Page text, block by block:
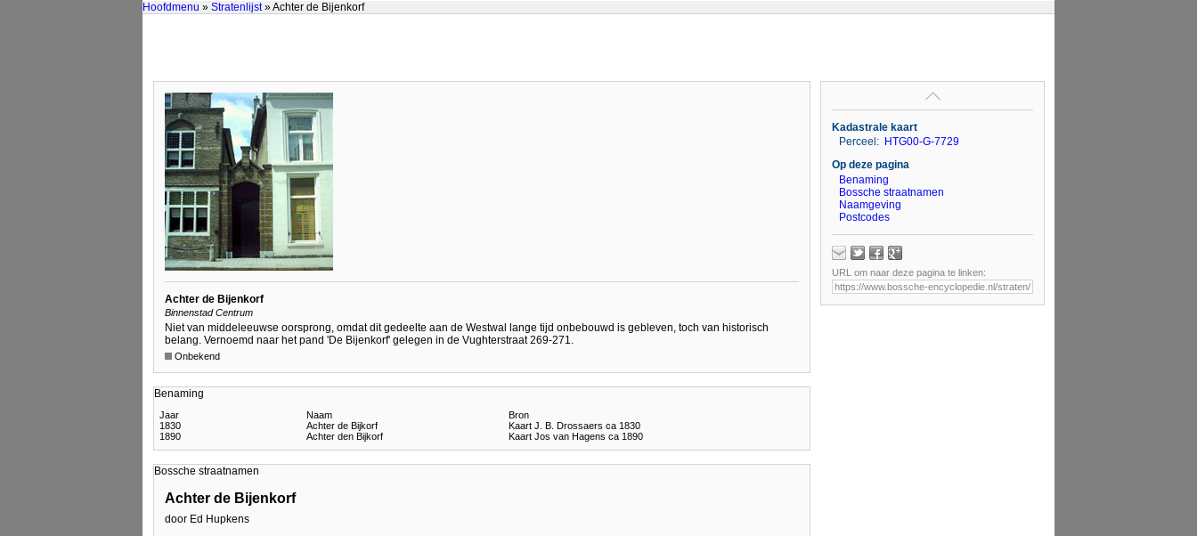
Hoofdmenu » Stratenlijst» Achter de Bijenkorf
Achter de Bijenkorf
Binnenstad Centrum
Niet van middeleeuwse oorsprong, omdat dit gedeelte aan de Westwal lange tijd onbebouwd is gebleven, toch van historisch
belang. Vernoemd naar het pand 'De Bijenkorf' gelegen in de Vughterstraat 269-271.
Onbekend
Benaming
Jaar Naam
Bron
1830
Achter de Bijkorf
Kaart J. B. Drossaers ca 1830
1890
Achter den Bijkorf Kaart Jos van Hagens ca 1890
Bossche straatnamen
Achter de Bijenkorf
door Ed Hupkens
Kadastrale kaart
Perceel: HTG00-G-7729
Op deze pagina
Benaming
Bossche straatnamen
Naamgeving
Postcodes
URL om naar deze pagina te linken: